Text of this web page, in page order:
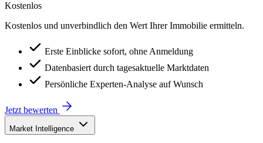
Kostenlos
Kostenlos und unverbindlich den Wert Ihrer Immobilie ermitteln.
Erste Einblicke sofort, ohne Anmeldung
Datenbasiert durch tagesaktuelle Marktdaten
Persönliche Experten-Analyse auf Wunsch
Jetzt bewerten
Market Intelligence